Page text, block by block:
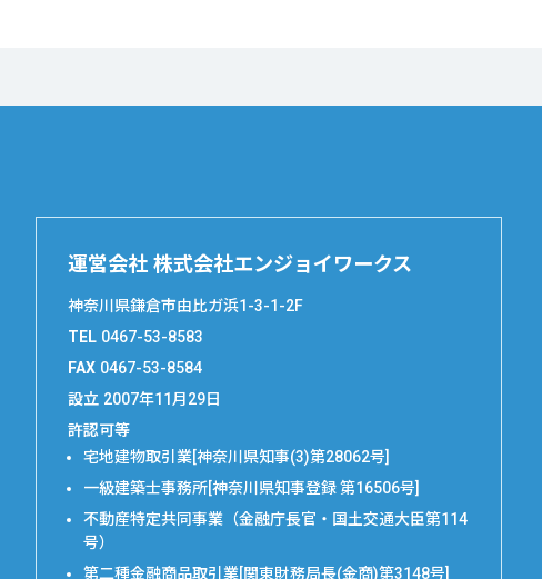
運営会社 株式会社エンジョイワークス
神奈川県鎌倉市由比ガ浜1-3-1-2F
TEL 0467-53-8583
FAX 0467-53-8584
設立 2007年11月29日
許認可等
宅地建物取引業[神奈川県知事(3)第28062号]
一級建築士事務所[神奈川県知事登録 第16506号]
不動産特定共同事業（金融庁長官・国土交通大臣第114
号）
第二種金融商品取引業[関東財務局長(金商)第3148号]